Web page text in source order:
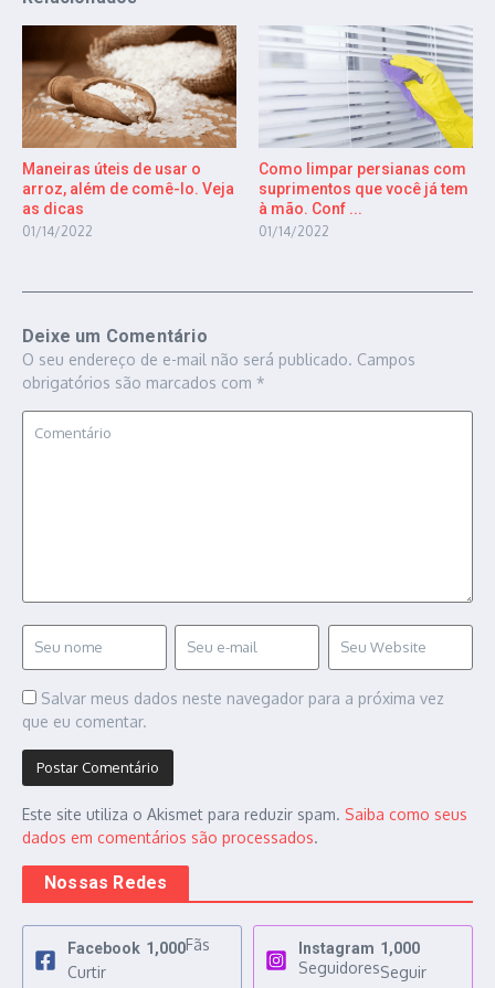
Maneiras úteis de usar o
arroz, além de comê-lo. Veja
as dicas
01/14/2022
Como limpar persianas com
suprimentos que você já tem
à mão. Conf ...
01/14/2022
Deixe um Comentário
O seu endereço de e-mail não será publicado. Campos
obrigatórios são marcados com *
Salvar meus dados neste navegador para a próxima vez
que eu comentar.
Este site utiliza o Akismet para reduzir spam. Saiba como seus
dados em comentários são processados.
Nossas Redes
Facebook 1,000Fãs
Curtir
Instagram 1,000
SeguidoresSeguir